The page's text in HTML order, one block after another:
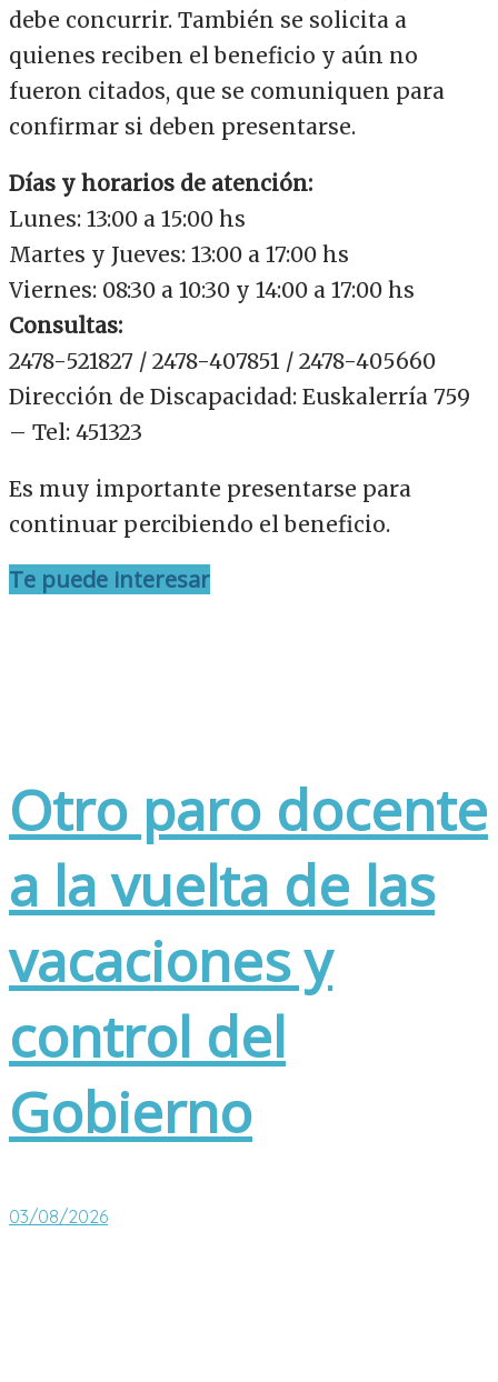
debe concurrir. También se solicita a
quienes reciben el beneficio y aún no
fueron citados, que se comuniquen para
confirmar si deben presentarse.
Días y horarios de atención:
Lunes: 13:00 a 15:00 hs
Martes y Jueves: 13:00 a 17:00 hs
Viernes: 08:30 a 10:30 y 14:00 a 17:00 hs
Consultas:
2478-521827 / 2478-407851 / 2478-405660
Dirección de Discapacidad: Euskalerría 759
– Tel: 451323
Es muy importante presentarse para
continuar percibiendo el beneficio.
Te puede interesar
Otro paro docente
a la vuelta de las
vacaciones y
control del
Gobierno
03/08/2026